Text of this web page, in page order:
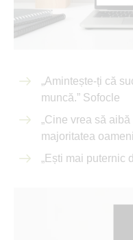
„Amintește-ți că
muncă.” Sofocle
„Cine vrea să
majoritatea
„Ești mai puternic